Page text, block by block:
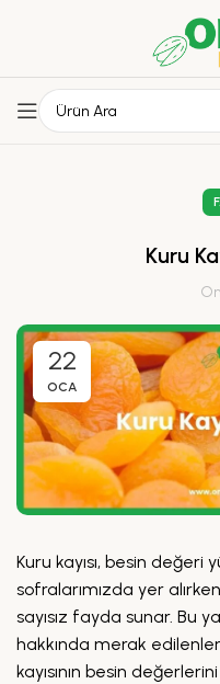
Kuru
22
OCA
Kuru kayısı, besin değeri
sofralarımızda yer
sayısız fayda sunar. Bu
hakkında merak
kayısının besin